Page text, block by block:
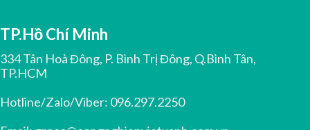
TP.Hồ Chí Minh
334 Tân Hoà Đông, P. Bình Trị Đông, Q.Bình Tân,
TP.HCM
Hotline/Zalo/Viber: 096.297.2250